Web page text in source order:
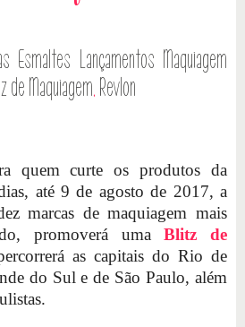
Esmaltes Lançamentos Maquiagem
de Maquiagem, Revlon
quem curte os produtos da
até 9 de agosto de 2017, a
marcas de maquiagem mais
promoverá umaBlitz de
as capitais do Rio de
do Sul e de São Paulo, além